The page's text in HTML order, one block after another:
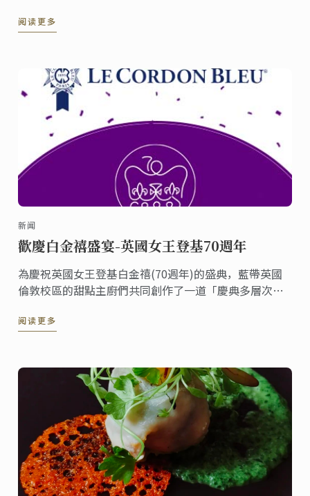
阅读更多
新闻
歡慶白金禧盛宴-英國女王登基70週年
為慶祝英國女王登基白金禧(70週年)的盛典，藍帶英國
倫敦校區的甜點主廚們共同創作了一道「慶典多層次蛋
禧皇冠》這道甜點包含了香檳慕斯、糖漬紅漿果、檸檬
阅读更多